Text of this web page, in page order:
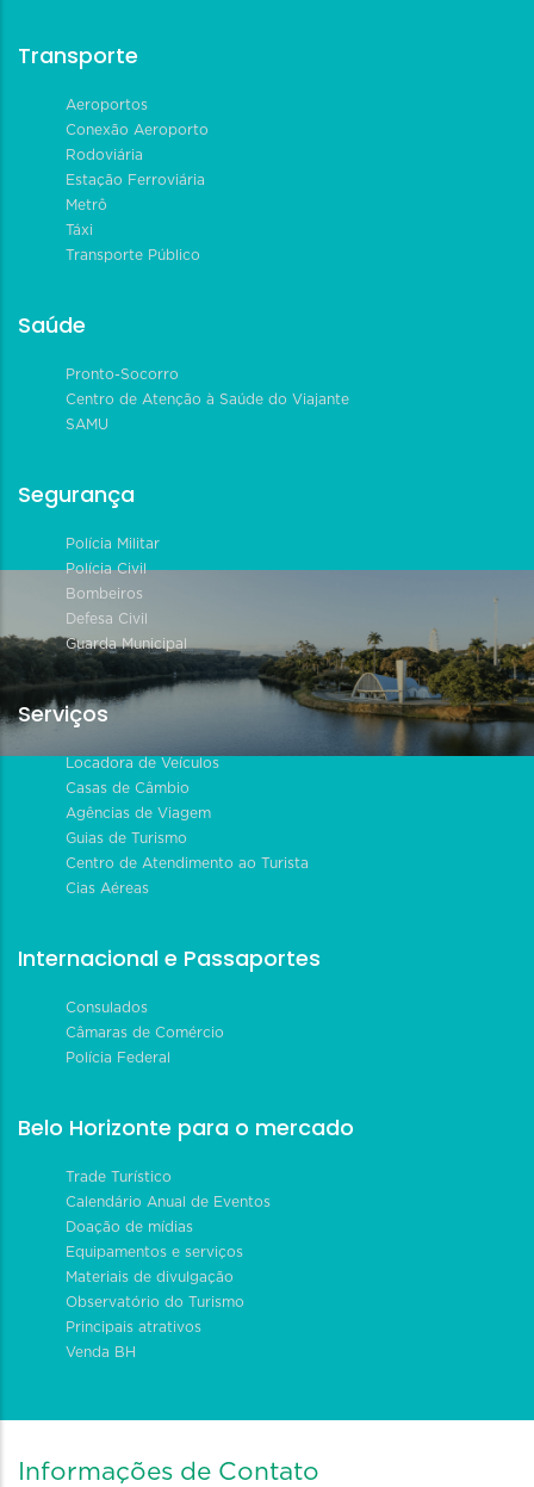
Transporte
Aeroportos
Conexão Aeroporto
Rodoviária
Estação Ferroviária
Metrô
Táxi
Transporte Público
Saúde
Pronto-Socorro
Centro de Atenção à Saúde do Viajante
SAMU
Segurança
Polícia Militar
Polícia Civil
Bombeiros
Defesa Civil
Guarda Municipal
Serviços
Locadora de Veículos
Casas de Câmbio
Agências de Viagem
Guias de Turismo
Centro de Atendimento ao Turista
Cias Aéreas
Internacional e Passaportes
Consulados
Câmaras de Comércio
Polícia Federal
Belo Horizonte para o mercado
Trade Turístico
Calendário Anual de Eventos
Doação de mídias
Equipamentos e serviços
Materiais de divulgação
Observatório do Turismo
Principais atrativos
Venda BH
Informações de Contato